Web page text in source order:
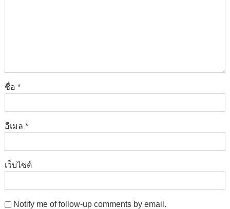
ชื่อ *
อีเมล *
เว็บไซต์
Notify me of follow-up comments by email.